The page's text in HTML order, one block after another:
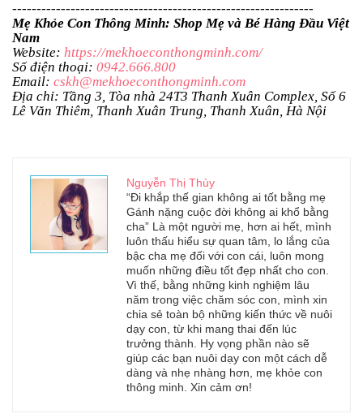
--------------------------------------------------------------
Mẹ Khỏe Con Thông Minh: Shop Mẹ và Bé Hàng Đầu Việt
Nam
Website: https://mekhoeconthongminh.com/
Số điện thoại: 0942.666.800
Email: cskh@mekhoeconthongminh.com
Địa chỉ: Tầng 3, Tòa nhà 24T3 Thanh Xuân Complex, Số 6
Lê Văn Thiêm, Thanh Xuân Trung, Thanh Xuân, Hà Nội
Nguyễn Thị Thùy
“Đi khắp thế gian không ai tốt bằng mẹ
Gánh nặng cuộc đời không ai khổ bằng
cha” Là một người mẹ, hơn ai hết, mình
luôn thấu hiểu sự quan tâm, lo lắng của
bậc cha mẹ đối với con cái, luôn mong
muốn những điều tốt đẹp nhất cho con.
Vì thế, bằng những kinh nghiệm lâu
năm trong việc chăm sóc con, mình xin
chia sẻ toàn bộ những kiến thức về nuôi
dạy con, từ khi mang thai đến lúc
trưởng thành. Hy vọng phần nào sẽ
giúp các bạn nuôi dạy con một cách dễ
dàng và nhẹ nhàng hơn, mẹ khỏe con
thông minh. Xin cảm ơn!